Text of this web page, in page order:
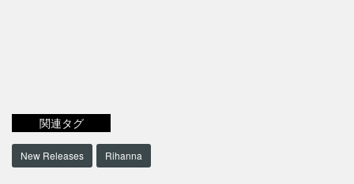
関連タグ
New Releases Rihanna